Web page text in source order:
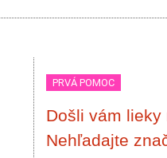
PRVÁ POMOC
Došli vám lieky
Nehľadajte